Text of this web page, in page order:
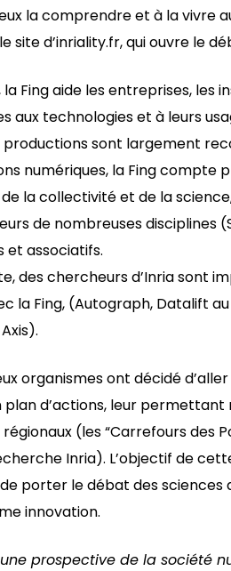
la comprendre et à la vivre
site d’inriality.fr, qui ouvre le
la Fing aide les entreprises,
aux technologies et à leurs
sont largement
numériques, la Fing compte
la collectivité et de la
de nombreuses disciplines
et associatifs.
des chercheurs d’Inria sont
la Fing, (Autograph, Datalift au
organismes ont décidé
plan d’actions, leur
(les “Carrefours des
Inria). L’objectif de
porter le débat des sciences
innovation.
prospective de la société